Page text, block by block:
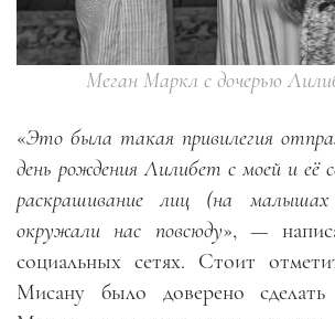
Меган Маркл с дочерью
«Это была такая привилегия
день рождения Лилибет с моей и её
раскрашивание лиц (на
окружали нас повсюду», —
социальных сетях. Стоит
Мисану было доверено